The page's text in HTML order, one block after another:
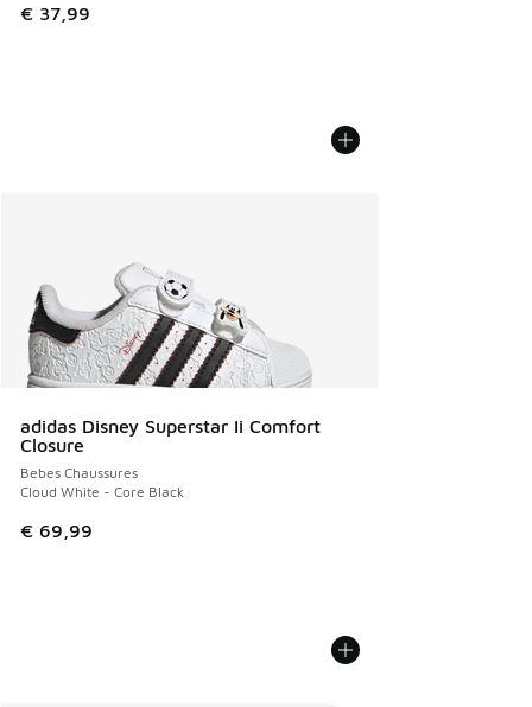
€ 37,99
adidas Disney Superstar Ii Comfort
Closure
Bebes Chaussures
Cloud White - Core Black
€ 69,99